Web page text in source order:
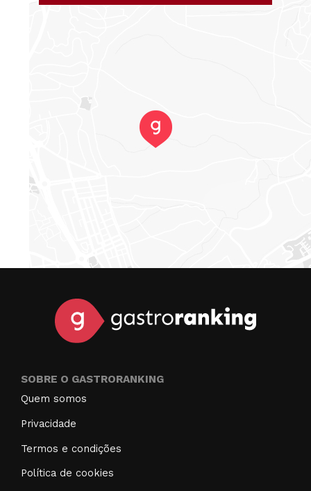
SOBRE O GASTRORANKING
Quem somos
Privacidade
Termos e condições
Política de cookies